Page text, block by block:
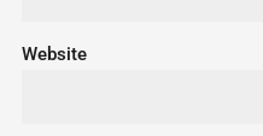
Website